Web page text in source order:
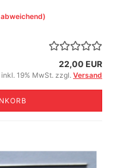
22,00 EUR
inkl. 19% MwSt. zzgl. Versand